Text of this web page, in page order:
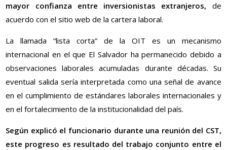
mayor confianza entre inversionistas extranjeros, de
acuerdo con el sitio web de la cartera laboral.
La llamada “lista corta” de la OIT es un mecanismo
internacional en el que El Salvador ha permanecido debido a
observaciones laborales acumuladas durante décadas. Su
eventual salida sería interpretada como una señal de avance
en el cumplimiento de estándares laborales internacionales y
en el fortalecimiento de la institucionalidad del país.
Según explicó el funcionario durante una reunión del CST,
este progreso es resultado del trabajo conjunto entre el